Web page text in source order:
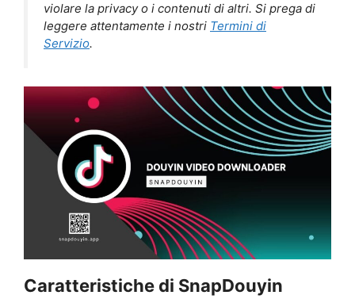
violare la privacy o i contenuti di altri. Si prega di
leggere attentamente i nostri Termini di
Servizio.
Caratteristiche di SnapDouyin